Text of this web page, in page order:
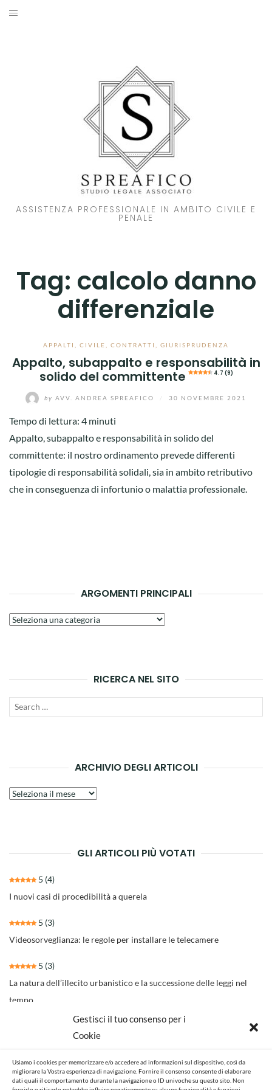
Gestisci il tuo consenso per i
Cookie
Usiamo i cookies per memorizzare e/o accedere ad informazioni sul dispositivo, così da
migliorare la Vostra esperienza di navigazione. Fornire il consenso consente di elaborare
dati quali il comportamento durante la navigazione o ID univoche su questo sito. Non
Skip
ASSISTENZA PROFESSIONALE IN AMBITO CIVILE E
PENALE
Tag: calcolo danno
differenziale
APPALTI CIVILE CONTRATTI GIURISPRUDENZA
Appalto, subappalto e responsabilità in
solido del committente
4.7 (9)
by AVV. ANDREA SPREAFICO 30 NOVEMBRE 2021
Tempo di lettura: 4 minuti
Appalto, subappalto e responsabilità in solido del
committente: il nostro ordinamento prevede differenti
tipologie di responsabilità solidali, sia in ambito retributivo
che in conseguenza di infortunio o malattia professionale.
ARGOMENTI PRINCIPALI
Argomenti
RICERCA NEL SITO
Search
ARCHIVIO DEGLI ARTICOLI
Archivio
GLI ARTICOLI PIÙ VOTATI
5 (4)
I nuovi casi di procedibilità a querela
5 (3)
Videosorveglianza: le regole per installare le telecamere
5 (3)
La natura dell’illecito urbanistico e la successione delle leggi nel
tempo
4.6 (14)
NOVITA’ NORMATIVE E GIURISPRUDENZIALI